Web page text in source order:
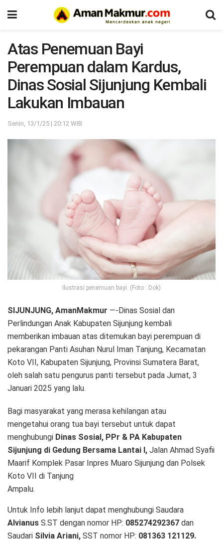
Atas Penemuan Bayi
Perempuan dalam Kardus,
Dinas Sosial Sijunjung Kembali
Lakukan Imbauan
Senin, 13/1/25 | 20:12 WIB
Ilustrasi penemuan bayi. (Foto : Dok)
SIJUNJUNG, AmanMakmur —-Dinas Sosial dan
Perlindungan Anak Kabupaten Sijunjung kembali
memberikan imbauan atas ditemukan bayi perempuan di
pekarangan Panti Asuhan Nurul Iman Tanjung, Kecamatan
Koto VII, Kabupaten Sijunjung, Provinsi Sumatera Barat,
oleh salah satu pengurus panti tersebut pada Jumat, 3
Januari 2025 yang lalu.
Bagi masyarakat yang merasa kehilangan atau
mengetahui orang tua bayi tersebut untuk dapat
menghubungi Dinas Sosial, PPr & PA Kabupaten
Sijunjung di Gedung Bersama Lantai I, Jalan Ahmad Syafii
Maarif Komplek Pasar Inpres Muaro Sijunjung dan Polsek
Koto VII di Tanjung
Ampalu.
Untuk Info lebih lanjut dapat menghubungi Saudara
Alvianus S.ST dengan nomor HP: 085274292367 dan
Saudari Silvia Ariani, SST nomor HP: 081363 121129.